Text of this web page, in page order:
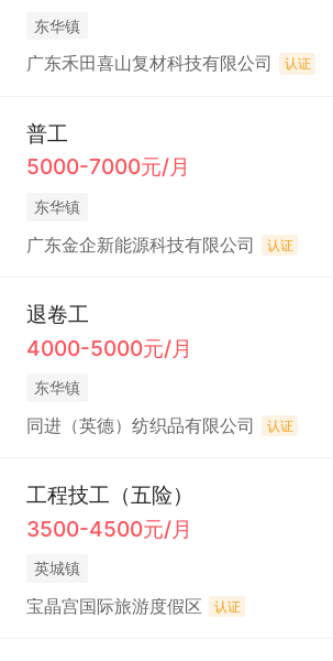
东华镇
广东禾田喜山复材科技有限公司 认证
普工
5000-7000元/月
东华镇
广东金企新能源科技有限公司 认证
退卷工
4000-5000元/月
东华镇
同进（英德）纺织品有限公司 认证
工程技工（五险）
3500-4500元/月
英城镇
宝晶宫国际旅游度假区 认证